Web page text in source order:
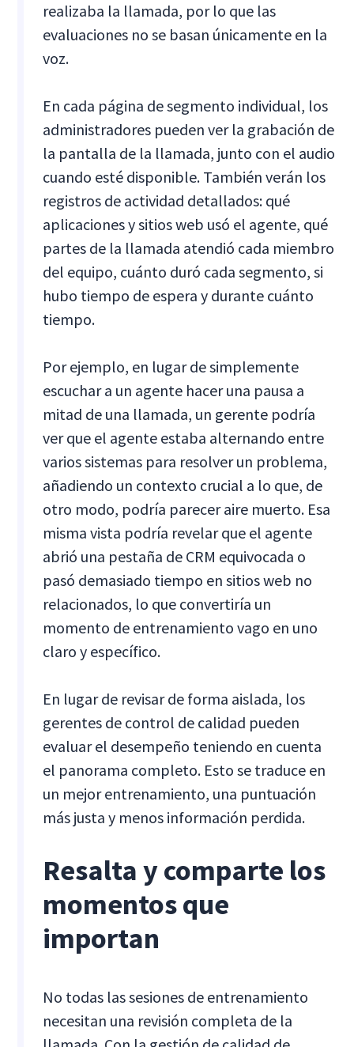
realizaba la llamada, por lo que las
evaluaciones no se basan únicamente en la
voz.
En cada página de segmento individual, los
administradores pueden ver la grabación de
la pantalla de la llamada, junto con el audio
cuando esté disponible. También verán los
registros de actividad detallados: qué
aplicaciones y sitios web usó el agente, qué
partes de la llamada atendió cada miembro
del equipo, cuánto duró cada segmento, si
hubo tiempo de espera y durante cuánto
tiempo.
Por ejemplo, en lugar de simplemente
escuchar a un agente hacer una pausa a
mitad de una llamada, un gerente podría
ver que el agente estaba alternando entre
varios sistemas para resolver un problema,
añadiendo un contexto crucial a lo que, de
otro modo, podría parecer aire muerto. Esa
misma vista podría revelar que el agente
abrió una pestaña de CRM equivocada o
pasó demasiado tiempo en sitios web no
relacionados, lo que convertiría un
momento de entrenamiento vago en uno
claro y específico.
En lugar de revisar de forma aislada, los
gerentes de control de calidad pueden
evaluar el desempeño teniendo en cuenta
el panorama completo. Esto se traduce en
un mejor entrenamiento, una puntuación
más justa y menos información perdida.
Resalta y comparte los
momentos que
importan
No todas las sesiones de entrenamiento
necesitan una revisión completa de la